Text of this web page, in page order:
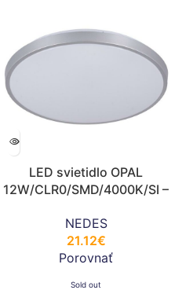
LED svietidlo OPAL
12W/CLR0/SMD/4000K/SI –
NEDES
21.12€
Porovnať
Sold out